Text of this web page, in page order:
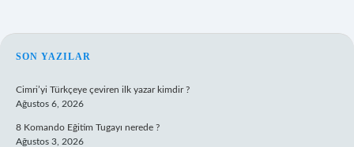
SIDEBAR
SON YAZILAR
Cimri’yi Türkçeye çeviren ilk yazar kimdir ?
Ağustos 6, 2026
8 Komando Eğitim Tugayı nerede ?
Ağustos 3, 2026